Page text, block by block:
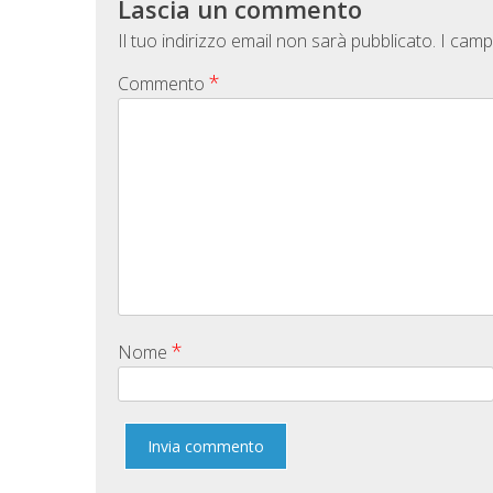
Lascia un commento
Il tuo indirizzo email non sarà pubblicato. I
Commento *
Nome *